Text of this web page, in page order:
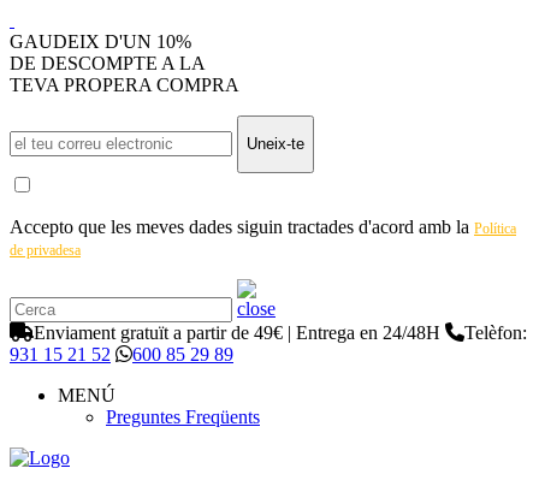
GAUDEIX D'UN 10%
DE DESCOMPTE A LA
TEVA PROPERA COMPRA
Uneix-te
Accepto que les meves dades siguin tractades d'acord amb la Política
de privadesa
Enviament gratuït a partir de 49€ | Entrega en 24/48H
Telèfon:
931 15 21 52
600 85 29 89
MENÚ
Preguntes Freqüents